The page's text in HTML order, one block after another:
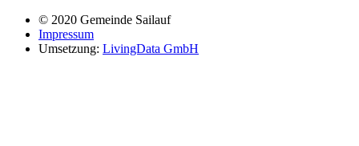
© 2020 Gemeinde Sailauf
Impressum
Umsetzung: LivingData GmbH